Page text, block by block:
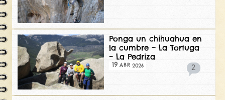
Ponga un chihuahua en
la cumbre – La Tortuga
– La Pedriza
19 ABR 2026 2